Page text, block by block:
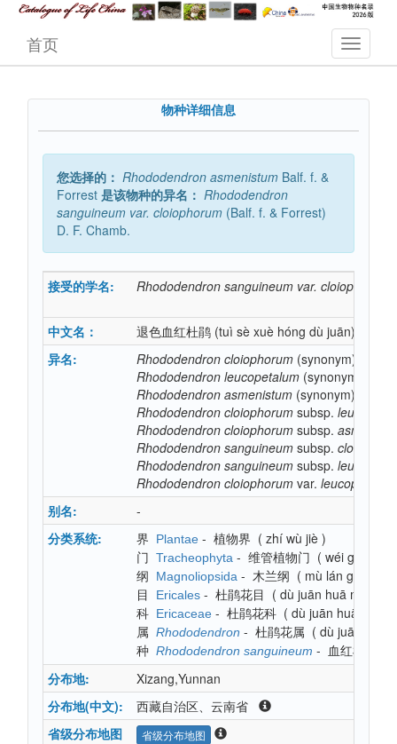
首页
物种详细信息
您选择的： Rhododendron asmenistum Balf. f. &
Forrest 是该物种的异名： Rhododendron
sanguineum var. cloiophorum (Balf. f. & Forrest)
D. F. Chamb.
接受的学名: Rhododendron sanguineum var. cloiophorum
中文名： 退色血红杜鹃 (tuì sè xuè hóng dù juān)
异名:
Rhododendron cloiophorum (synonym)
Rhododendron leucopetalum (synonym)
Rhododendron asmenistum (synonym)
Rhododendron cloiophorum subsp.
Rhododendron cloiophorum subsp.
Rhododendron sanguineum subsp.
Rhododendron sanguineum subsp.
Rhododendron cloiophorum var. leucopetalum
别名:
-
分类系统:
界 Plantae - 植物界 ( zhí wù jiè )
门 Tracheophyta - 维管植物门 ( wéi guǎn
纲
Magnoliopsida - 木兰纲 ( mù lán gāng
目
Ericales - 杜鹃花目 ( dù juān huā mù
科 Ericaceae - 杜鹃花科 ( dù juān huā kē
属 Rhododendron - 杜鹃花属 ( dù juān huā
种 Rhododendron sanguineum - 血红杜鹃
分布地:
Xizang,Yunnan
分布地(中文):
西藏自治区、云南省
省级分布地图
省级分布地图